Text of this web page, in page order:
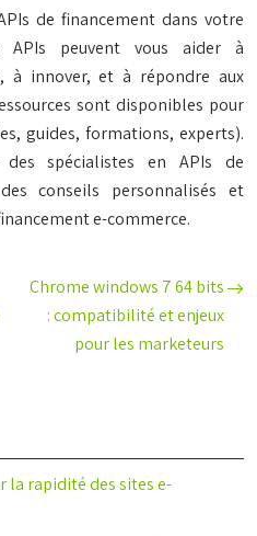
de financement dans votre
APIs peuvent vous aider à
à innover, et à répondre aux
sont disponibles pour
guides, formations, experts).
spécialistes en APIs de
conseils personnalisés et
e-commerce.
Chrome windows 7 64 bits
: compatibilité et enjeux
pour les marketeurs
la rapidité des sites e-